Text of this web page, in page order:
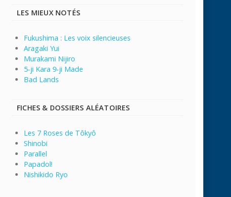
LES MIEUX NOTÉS
Fukushima : Les voix silencieuses
Aragaki Yui
Murakami Nijiro
5-ji Kara 9-ji Made
Bad Lands
FICHES & DOSSIERS ALÉATOIRES
Les 7 Roses de Tôkyô
Shinobi
Parallel
Papadol!
Nishikido Ryo